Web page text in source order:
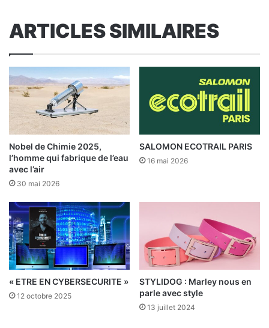
ARTICLES SIMILAIRES
Nobel de Chimie 2025,
l’homme qui fabrique de l’eau
avec l’air
30 mai 2026
SALOMON ECOTRAIL PARIS
16 mai 2026
« ETRE EN CYBERSECURITE »
12 octobre 2025
STYLIDOG : Marley nous en
parle avec style
13 juillet 2024